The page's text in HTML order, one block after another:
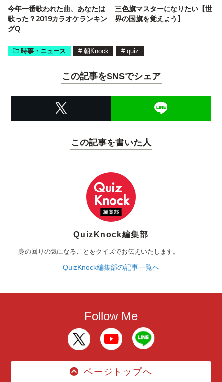
今年一番歌われた曲、あなたは
歌った？2019カラオケランキン
グQ
三色旗マスターになりたい【世
界の国旗を覚えよう】
時事・ニュース # 朝Knock # quiz
この記事をSNSでシェア
この記事を書いた人
QuizKnock編集部
身の回りの気になることをクイズでお伝えいたします。
QuizKnock編集部の記事一覧へ
Follow Me
ページトップへ